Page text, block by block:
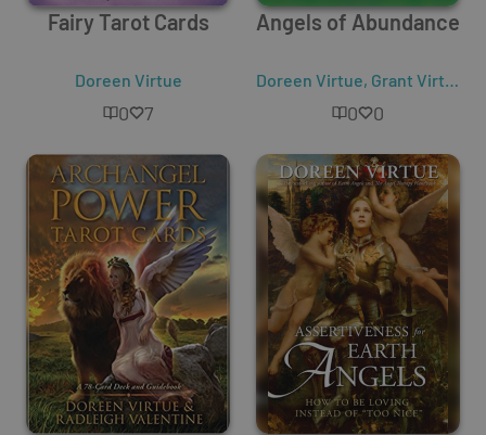
Fairy Tarot Cards
Doreen Virtue
0 7
Angels of Abundance
Doreen Virtue, Grant Virtue
0 0